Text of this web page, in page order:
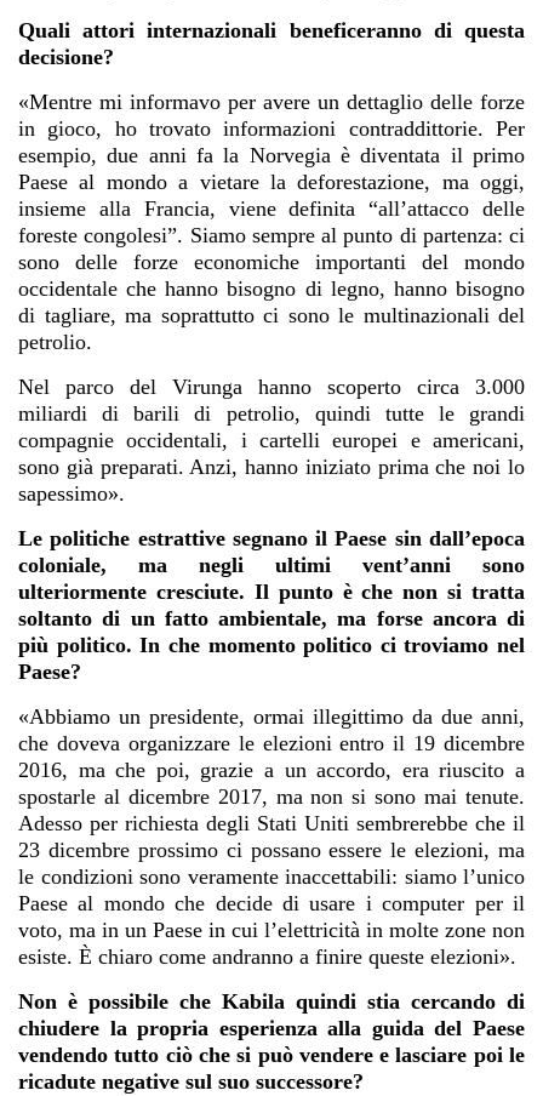
Quali attori internazionali beneficeranno di questa
decisione?
«Mentre mi informavo per avere un dettaglio delle forze
in gioco, ho trovato informazioni contraddittorie. Per
esempio, due anni fa la Norvegia è diventata il primo
Paese al mondo a vietare la deforestazione, ma oggi,
insieme alla Francia, viene definita “all’attacco delle
foreste congolesi”. Siamo sempre al punto di partenza: ci
sono delle forze economiche importanti del mondo
occidentale che hanno bisogno di legno, hanno bisogno
di tagliare, ma soprattutto ci sono le multinazionali del
petrolio.
Nel parco del Virunga hanno scoperto circa 3.000
miliardi di barili di petrolio, quindi tutte le grandi
compagnie occidentali, i cartelli europei e americani,
sono già preparati. Anzi, hanno iniziato prima che noi lo
sapessimo».
Le politiche estrattive segnano il Paese sin dall’epoca
coloniale, ma negli ultimi vent’anni sono
ulteriormente cresciute. Il punto è che non si tratta
soltanto di un fatto ambientale, ma forse ancora di
più politico. In che momento politico ci troviamo nel
Paese?
«Abbiamo un presidente, ormai illegittimo da due anni,
che doveva organizzare le elezioni entro il 19 dicembre
2016, ma che poi, grazie a un accordo, era riuscito a
spostarle al dicembre 2017, ma non si sono mai tenute.
Adesso per richiesta degli Stati Uniti sembrerebbe che il
23 dicembre prossimo ci possano essere le elezioni, ma
le condizioni sono veramente inaccettabili: siamo l’unico
Paese al mondo che decide di usare i computer per il
voto, ma in un Paese in cui l’elettricità in molte zone non
esiste. È chiaro come andranno a finire queste elezioni».
Non è possibile che Kabila quindi stia cercando di
chiudere la propria esperienza alla guida del Paese
vendendo tutto ciò che si può vendere e lasciare poi le
ricadute negative sul suo successore?